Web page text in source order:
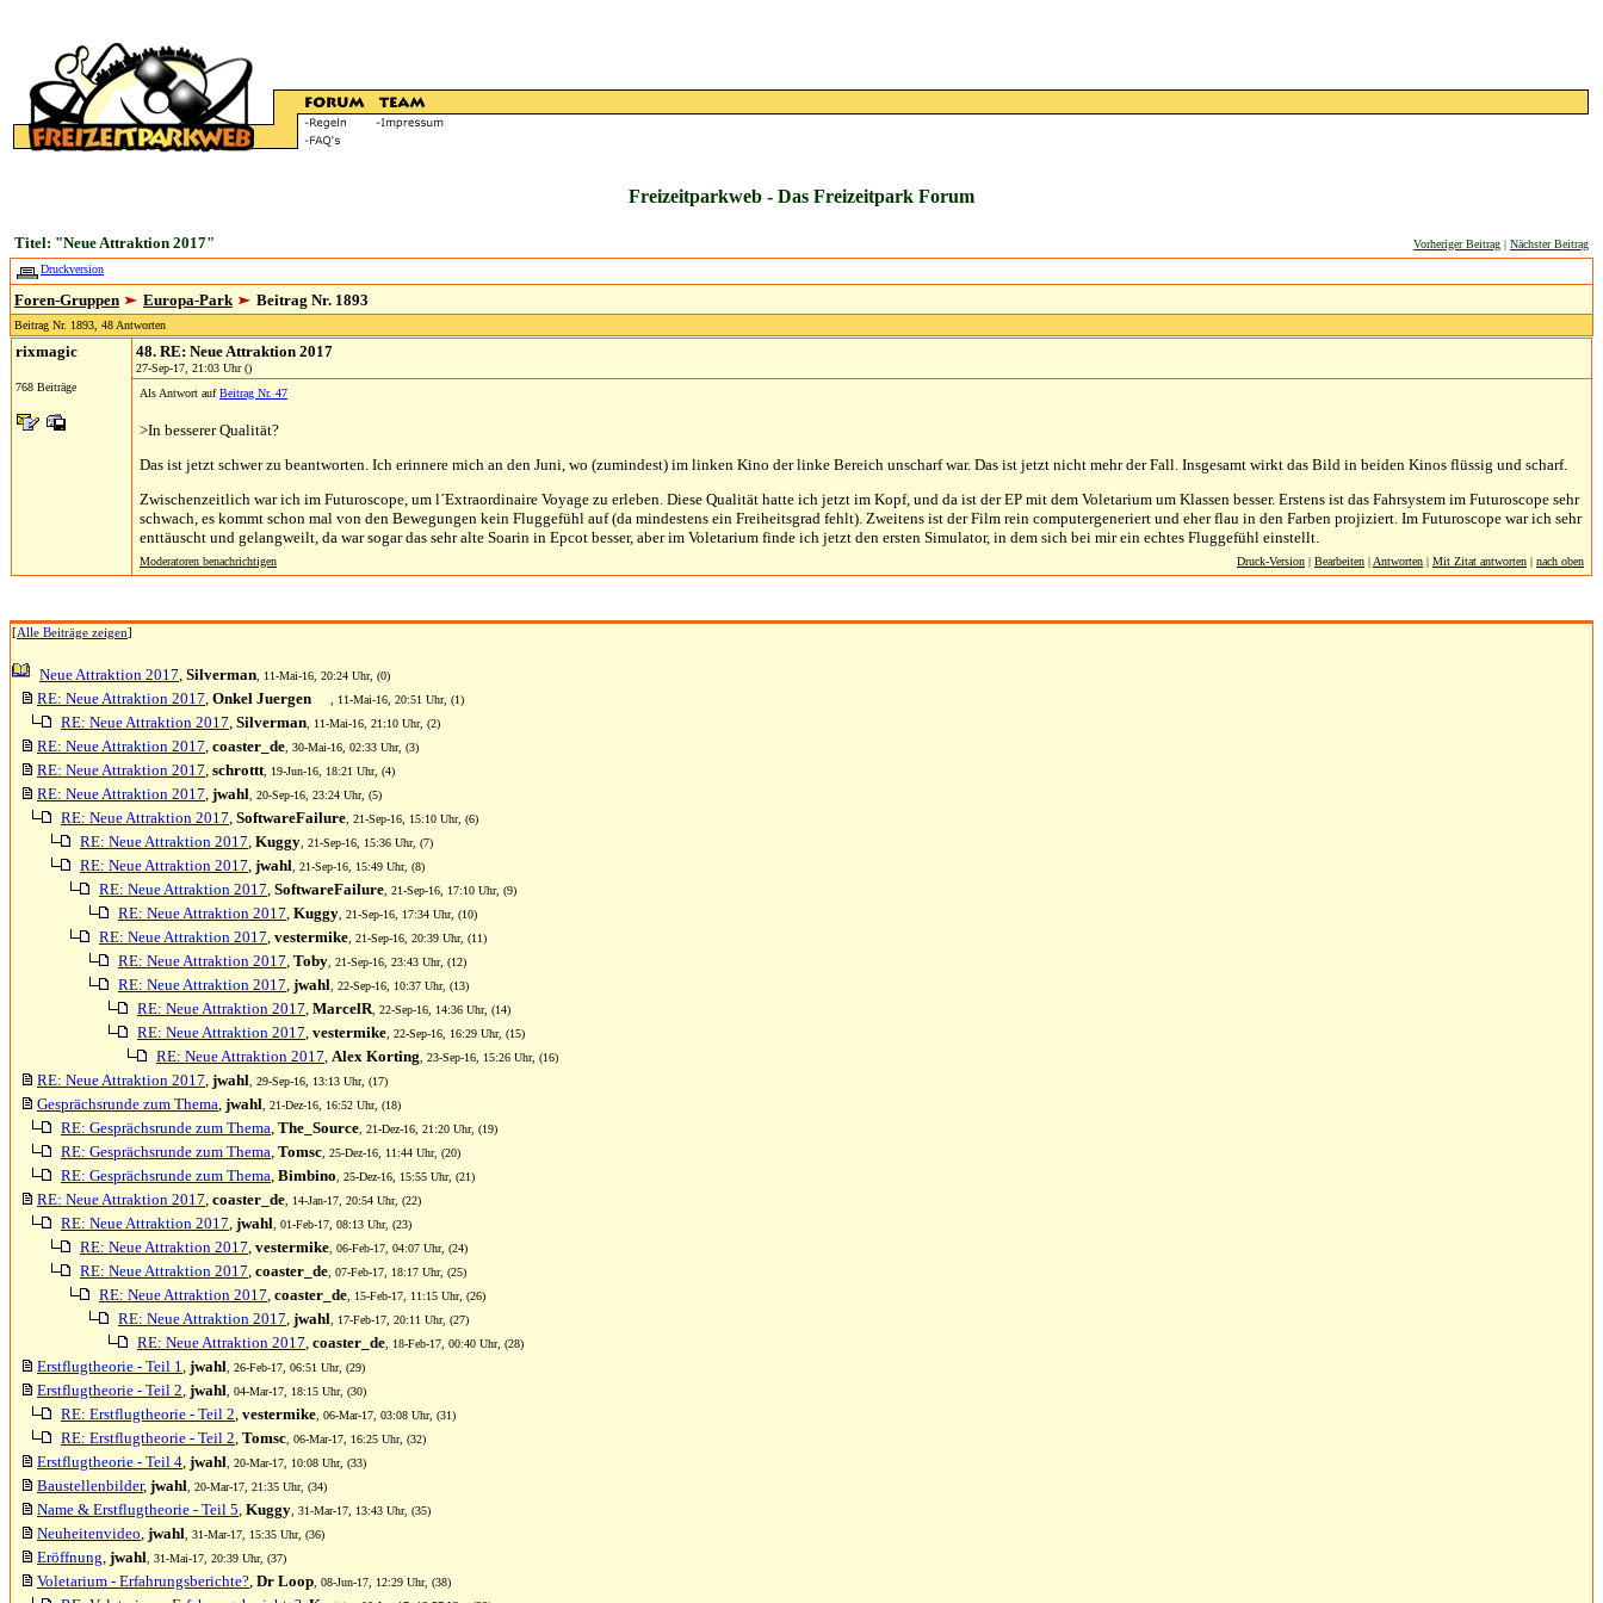
Freizeitparkweb - Das Freizeitpark Forum
Titel: "Neue Attraktion 2017" Vorheriger Beitrag | Nächster Beitrag
Druckversion
Foren-Gruppen Europa-Park Beitrag Nr. 1893
Beitrag Nr. 1893, 48 Antworten
rixmagic
768 Beiträge
48. RE: Neue Attraktion 2017
27-Sep-17, 21:03 Uhr ()
Als Antwort aufBeitrag Nr. 47
>In besserer Qualität?
Das ist jetzt schwer zu beantworten. Ich erinnere mich an den Juni, wo (zumindest) im linken Kino der linke Bereich unscharf war. Das ist jetzt nicht mehr der Fall. Insgesamt wirkt das Bild in beiden Kinos flüssig und scharf.
Zwischenzeitlich war ich im Futuroscope, um l´Extraordinaire Voyage zu erleben. Diese Qualität hatte ich jetzt im Kopf, und da ist der EP mit dem Voletarium um Klassen besser. Erstens ist das Fahrsystem im Futuroscope sehr
schwach, es kommt schon mal von den Bewegungen kein Fluggefühl auf (da mindestens ein Freiheitsgrad fehlt). Zweitens ist der Film rein computergeneriert und eher flau in den Farben projiziert. Im Futuroscope war ich sehr
enttäuscht und gelangweilt, da war sogar das sehr alte Soarin in Epcot besser, aber im Voletarium finde ich jetzt den ersten Simulator, in dem sich bei mir ein echtes Fluggefühl einstellt.
Moderatoren benachrichtigen Druck-Version | Bearbeiten | Antworten | Mit Zitat antworten | nach oben
[Alle Beiträge zeigen]
Neue Attraktion 2017, Silverman , 11-Mai-16, 20:24 Uhr, (0)
RE: Neue Attraktion 2017, Onkel Juergen , 11-Mai-16, 20:51 Uhr, (1)
RE: Neue Attraktion 2017, Silverman , 11-Mai-16, 21:10 Uhr, (2)
RE: Neue Attraktion 2017, coaster_de , 30-Mai-16, 02:33 Uhr, (3)
RE: Neue Attraktion 2017, schrottt , 19-Jun-16, 18:21 Uhr, (4)
RE: Neue Attraktion 2017, jwahl , 20-Sep-16, 23:24 Uhr, (5)
RE: Neue Attraktion 2017, SoftwareFailure , 21-Sep-16, 15:10 Uhr, (6)
RE: Neue Attraktion 2017, Kuggy , 21-Sep-16, 15:36 Uhr, (7)
RE: Neue Attraktion 2017, jwahl , 21-Sep-16, 15:49 Uhr, (8)
RE: Neue Attraktion 2017, SoftwareFailure , 21-Sep-16, 17:10 Uhr, (9)
RE: Neue Attraktion 2017, Kuggy , 21-Sep-16, 17:34 Uhr, (10)
RE: Neue Attraktion 2017, vestermike , 21-Sep-16, 20:39 Uhr, (11)
RE: Neue Attraktion 2017, Toby , 21-Sep-16, 23:43 Uhr, (12)
RE: Neue Attraktion 2017, jwahl , 22-Sep-16, 10:37 Uhr, (13)
RE: Neue Attraktion 2017, MarcelR , 22-Sep-16, 14:36 Uhr, (14)
RE: Neue Attraktion 2017, vestermike , 22-Sep-16, 16:29 Uhr, (15)
RE: Neue Attraktion 2017, Alex Korting , 23-Sep-16, 15:26 Uhr, (16)
RE: Neue Attraktion 2017, jwahl , 29-Sep-16, 13:13 Uhr, (17)
Gesprächsrunde zum Thema, jwahl , 21-Dez-16, 16:52 Uhr, (18)
RE: Gesprächsrunde zum Thema, The_Source , 21-Dez-16, 21:20 Uhr, (19)
RE: Gesprächsrunde zum Thema, Tomsc , 25-Dez-16, 11:44 Uhr, (20)
RE: Gesprächsrunde zum Thema, Bimbino , 25-Dez-16, 15:55 Uhr, (21)
RE: Neue Attraktion 2017, coaster_de , 14-Jan-17, 20:54 Uhr, (22)
RE: Neue Attraktion 2017, jwahl , 01-Feb-17, 08:13 Uhr, (23)
RE: Neue Attraktion 2017, vestermike , 06-Feb-17, 04:07 Uhr, (24)
RE: Neue Attraktion 2017, coaster_de , 07-Feb-17, 18:17 Uhr, (25)
RE: Neue Attraktion 2017, coaster_de , 15-Feb-17, 11:15 Uhr, (26)
RE: Neue Attraktion 2017, jwahl , 17-Feb-17, 20:11 Uhr, (27)
RE: Neue Attraktion 2017, coaster_de , 18-Feb-17, 00:40 Uhr, (28)
Erstflugtheorie - Teil 1, jwahl , 26-Feb-17, 06:51 Uhr, (29)
Erstflugtheorie - Teil 2, jwahl , 04-Mar-17, 18:15 Uhr, (30)
RE: Erstflugtheorie - Teil 2, vestermike , 06-Mar-17, 03:08 Uhr, (31)
RE: Erstflugtheorie - Teil 2, Tomsc , 06-Mar-17, 16:25 Uhr, (32)
Erstflugtheorie - Teil 4, jwahl , 20-Mar-17, 10:08 Uhr, (33)
Baustellenbilder, jwahl , 20-Mar-17, 21:35 Uhr, (34)
Name & Erstflugtheorie - Teil 5, Kuggy , 31-Mar-17, 13:43 Uhr, (35)
Neuheitenvideo, jwahl , 31-Mar-17, 15:35 Uhr, (36)
Eröffnung, jwahl , 31-Mai-17, 20:39 Uhr, (37)
Voletarium - Erfahrungsberichte?, Dr Loop , 08-Jun-17, 12:29 Uhr, (38)